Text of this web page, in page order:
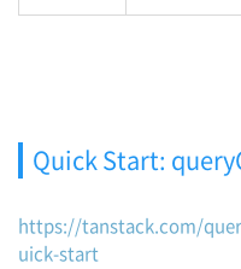
Quick Start:
https://tanstack.com/
uick-start